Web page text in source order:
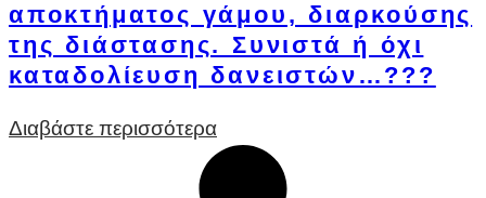
αποκτήματος γάμου, διαρκούσης
της διάστασης. Συνιστά ή όχι
καταδολίευση δανειστών…???
Διαβάστε περισσότερα